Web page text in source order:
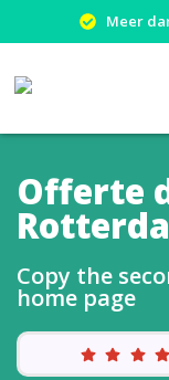
Meer
Offerte
Copy the
home page